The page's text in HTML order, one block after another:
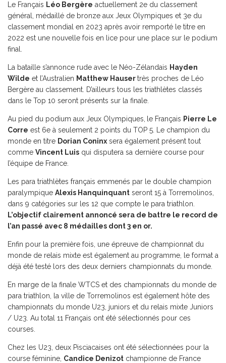
Le Français Léo Bergère actuellement 2e du classement
général, médaillé de bronze aux Jeux Olympiques et 3e du
classement mondial en 2023 après avoir remporté le titre en
2022 est une nouvelle fois en lice pour une place sur le podium
final.
La bataille s’annonce rude avec le Néo-Zélandais Hayden
Wilde et l’Australien Matthew Hausertrès proches de Léo
Bergère au classement. D’ailleurs tous les triathlètes classés
dans le Top 10 seront présents sur la finale.
Au pied du podium aux Jeux Olympiques, le Français Pierre Le
Corre est 6e à seulement 2 points du TOP 5. Le champion du
monde en titre Dorian Coninx sera également présent tout
comme Vincent Luis qui disputera sa dernière course pour
l’équipe de France.
Les para triathlètes français emmenés par le double champion
paralympique Alexis Hanquinquant seront 15 à Torremolinos,
dans 9 catégories sur les 12 que compte le para triathlon.
L’objectif clairement annoncé sera de battre le record de
l’an passé avec 8 médailles dont 3 en or.
Enfin pour la première fois, une épreuve de championnat du
monde de relais mixte est également au programme, le format a
déjà été testé lors des deux derniers championnats du monde.
En marge de la finale WTCS et des championnats du monde de
para triathlon, la ville de Torremolinos est également hôte des
championnats du monde U23, juniors et du relais mixte Juniors
/ U23. Au total 11 Français ont été sélectionnés pour ces
courses.
Chez les U23, deux Pisciacaises ont été sélectionnées pour la
course féminine, Candice Denizot championne de France